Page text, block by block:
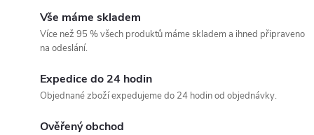
Vše máme skladem
Více než 95 % všech produktů máme skladem a ihned připraveno
na odeslání.
Expedice do 24 hodin
Objednané zboží expedujeme do 24 hodin od objednávky.
Ověřený obchod